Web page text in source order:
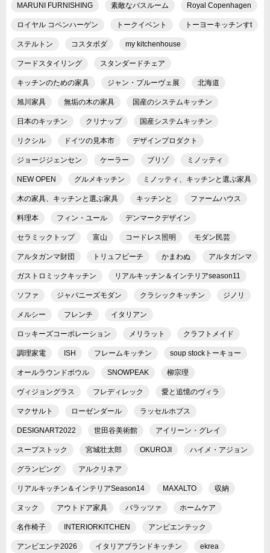
MARUNI FURNISHING 素敵なバスルーム Royal Copenhagen
ロイヤル コペンハーゲン トークイベント トーヨーキッチンすt
ステルトン コスタボダ my kitchenhouse
フードスタイリング スタンダードチェア
キッチンのための家具 ジャン・プルーヴェ展 北海道
旭川家具 無垢の木の家具 国産のシステムキッチン
日本のキッチン クリナップ 国産システムキッチン
リクシル ドイツの見本市 デザインプロダクト
ジョージジェンセン ケーラー ブリゾ ミノッティ
NEW OPEN グルメキッチン ミノッティ、キッチンと選ぶ家具
木の家具、キッチンと選ぶ家具 キッチンと ファームハウス
料理本 フィン・ユール デンマークデザイン
セラミックトップ 富山 コードレス照明 モダン民芸
アルタガンマ財団 トリュフビーチ かまわぬ アルタガンマ
ガストロミックキッチン リアルキッチン＆インテリアseason11
ソファ ジャパニーズモダン クラシックキッチン ジノリ
メルシー フレンチ イタリアン
ロッキーズコーポレーション メリラット クラフトメイド
調理家電 ISH フレームキッチン soup stockトーキョー
オールラウンドボウル SNOWPEAK 柳宗理
ヴィジョングラス フレディレック 愛と追憶のヴィラ
マクサルト ローゼンダール ラッセルホブス
DESIGNART2022 世田谷美術館 アイリーン・グレイ
スープストック 宮城壮太郎 OKUROJI ハイメ・アジョン
グランピング アルクリネア
リアルキッチン＆インテリアSeason14 MAXALTO 収納
ヌック アウトドア家具 バラッツァ ホームケア
名作椅子 INTERIORKITCHEN アンビエンテック
アンビエンテ2026 イタリアブランドキッチン ekrea